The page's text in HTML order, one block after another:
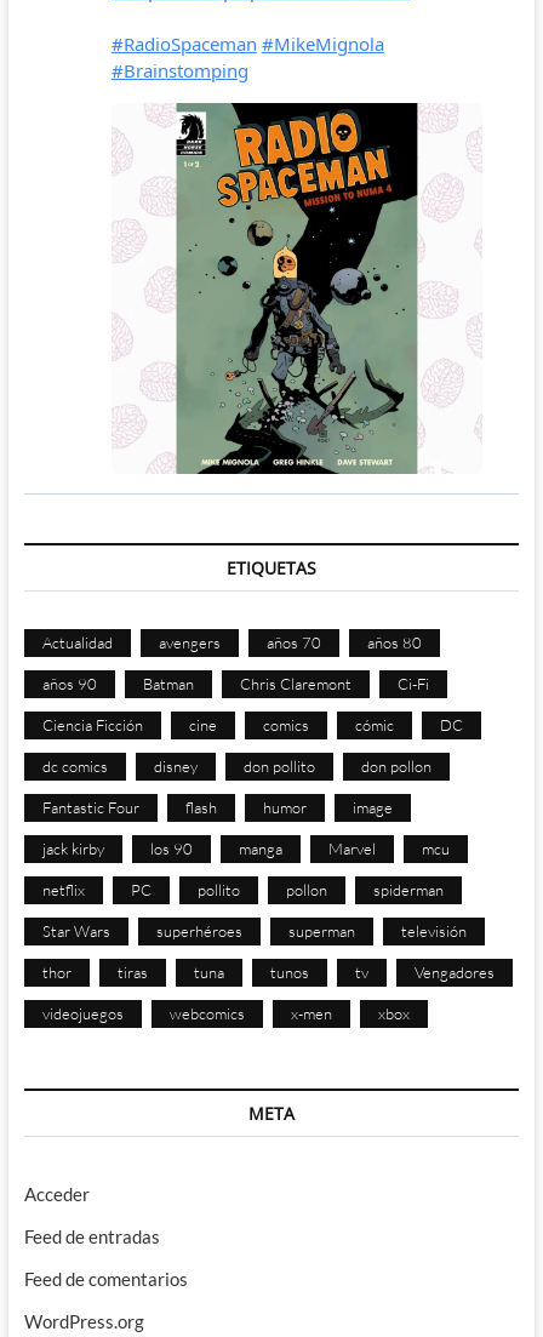
ETIQUETAS
Actualidad avengers años 70 años 80
años 90 Batman Chris Claremont Ci-Fi
Ciencia Ficción cine comics cómic DC
dc comics disney don pollito don pollon
Fantastic Four flash humor image
jack kirby los 90 manga Marvel mcu
netflix PC pollito pollon spiderman
Star Wars superhéroes superman televisión
thor tiras tuna tunos tv Vengadores
videojuegos webcomics x-men xbox
META
Acceder
Feed de entradas
Feed de comentarios
WordPress.org